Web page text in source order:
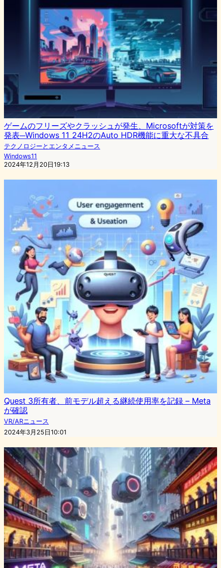
ゲームのフリーズやクラッシュが発生、Microsoftが対策を
発表─Windows 11 24H2のAuto HDR機能に重大な不具合
テクノロジーとエンタメニュース
Windows11
2024年12月20日19:13
Quest 3所有者、前モデル超える継続使用率を記録 – Meta
が確認
VR/ARニュース
2024年3月25日10:01